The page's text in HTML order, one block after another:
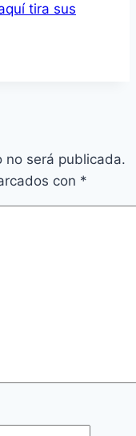
tira sus
no será publicada.
con *